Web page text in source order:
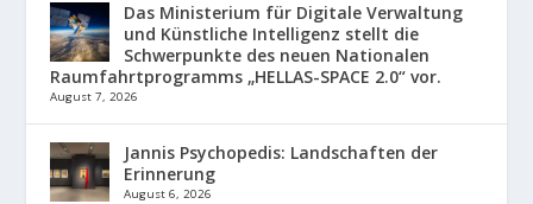
Das Ministerium für Digitale Verwaltung
und Künstliche Intelligenz stellt die
Schwerpunkte des neuen Nationalen
Raumfahrtprogramms „HELLAS-SPACE 2.0“ vor.
August 7, 2026
Jannis Psychopedis: Landschaften der
Erinnerung
August 6, 2026